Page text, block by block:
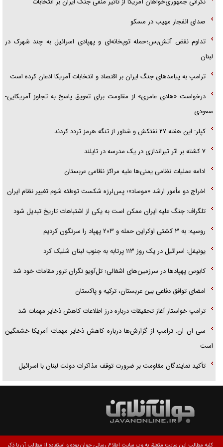
صدای انفجار مهیب در مسکو
تداوم نقض آتش‌بس؛حمله توپخانه‌ای و پهپادی اسرائیل به چند شهرک در
لبنان
ترامپ به پیامدهای جنگ ایران بر اقتصاد و انتخابات آمریکا اذعان کرده است
درخواست «هادی عامری» از مقاومت برای تعویق پاسخ به تجاوز آمریکایی-
سعودی
کپلر: این هفته ۲۷ نفتکش و شناور از تنگه هرمز تردد کردند
۷ کشته بر اثر تیراندازی در یک مدرسه در تایلند
ادامه عملیات نظامی یمنی‌ها علیه مراکز نظامی عربستان
اخراج دو مأمور ارشد «موساد»؛ پس‌لرزه شکست توطئه شوم تغییر نظام ایران
تلگراف: جنگ علیه ایران ممکن است به یکی از اشتباهات تاریخ تبدیل شود
روسیه: به ۳ کشتی اوکراین حمله و ۲۰۳ پهپاد را سرنگون کردیم
یونیفل: اسرائیل در یک روز ۱۱۳ پرتابه به جنوب لبنان شلیک کرد
کابوس پهپادها در سرزمین‌های اشغالی؛ تل‌آویو نگران ترور مقامات خود شد
امضای توافق دفاعی بین عربستان، ترکیه و پاکستان
ترامپ خواستار آغاز تحقیقات درباره درز اطلاعات کاهش ذخایر مهمات شد
سی ان ان: ترامپ از گزارش‌ها درباره کاهش ذخایر مهمات آمریکا خشمگین
است
تأکید نمایندگان مقاومت بر ضرورت توقف مذاکرات دولت لبنان با اسرائیل
کلیه مطالب این سایت متعلق به وب سایت اطلاع رسانی جوان بوده و استفاده از مطالب آن با ذکر